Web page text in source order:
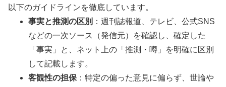
以下のガイドラインを徹底しています。
事実と推測の区別 ：週刊誌報道、テレビ、公式SNS
などの一次ソース（発信元）を確認し、確定した
「事実」と、ネット上の「推測・噂」を明確に区別
して記載します。
客観性の担保 ：特定の偏った意見に偏らず、世論や